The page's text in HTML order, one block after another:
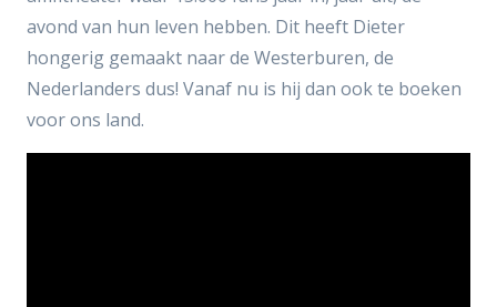
avond van hun leven hebben. Dit heeft Dieter
hongerig gemaakt naar de Westerburen, de
Nederlanders dus! Vanaf nu is hij dan ook te boeken
voor ons land.